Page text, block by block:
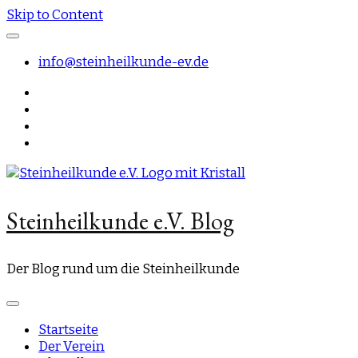
Skip to Content
info@steinheilkunde-ev.de
Steinheilkunde e.V. Blog
Der Blog rund um die Steinheilkunde
Startseite
Der Verein